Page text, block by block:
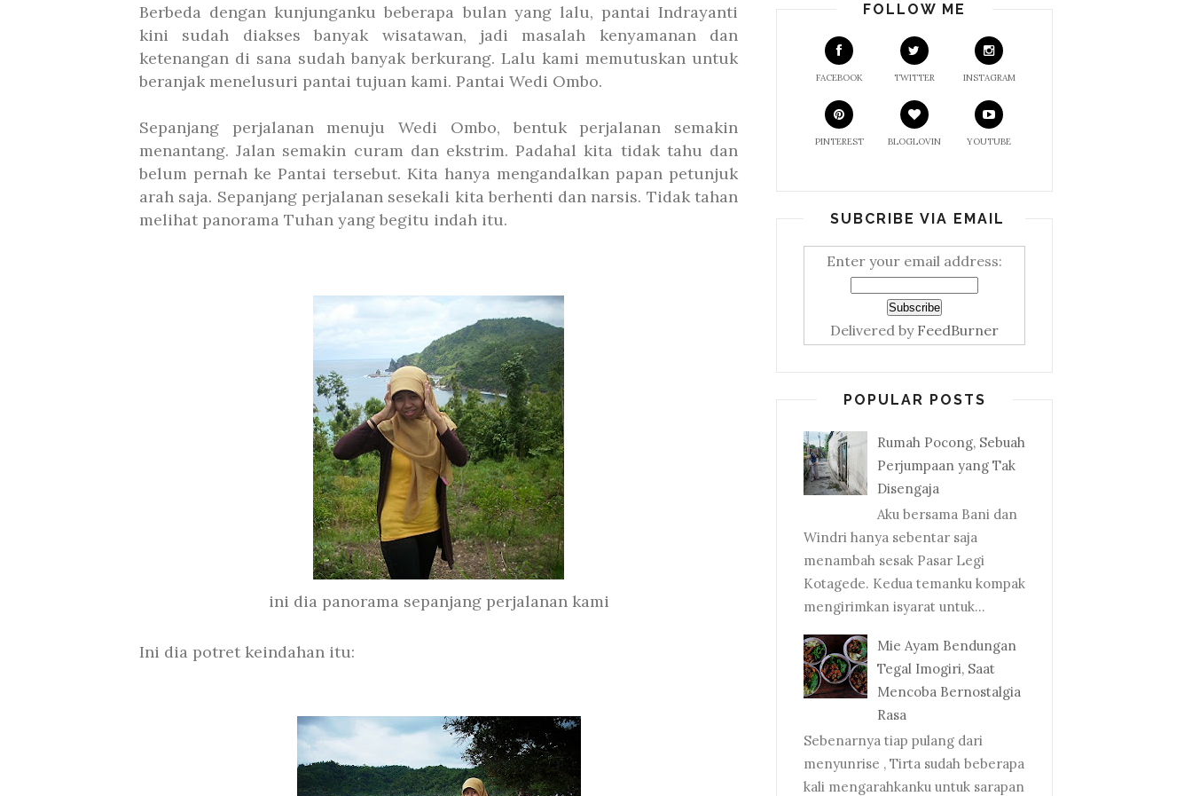
Berbeda dengan kunjunganku beberapa bulan yang lalu, pantai Indrayanti
kini sudah diakses banyak wisatawan, jadi masalah kenyamanan dan
ketenangan di sana sudah banyak berkurang. Lalu kami memutuskan untuk
beranjak menelusuri pantai tujuan kami. Pantai Wedi Ombo.
Sepanjang perjalanan menuju Wedi Ombo, bentuk perjalanan semakin
menantang. Jalan semakin curam dan ekstrim. Padahal kita tidak tahu dan
belum pernah ke Pantai tersebut. Kita hanya mengandalkan papan petunjuk
arah saja. Sepanjang perjalanan sesekali kita berhenti dan narsis. Tidak tahan
melihat panorama Tuhan yang begitu indah itu.
ini dia panorama sepanjang perjalanan kami
Ini dia potret keindahan itu:
FOLLOW ME
FACEBOOK TWITTER INSTAGRAM
PINTEREST BLOGLOVIN YOUTUBE
SUBCRIBE VIA EMAIL
Enter your email address:
Delivered by FeedBurner
POPULAR POSTS
Rumah Pocong, Sebuah
Perjumpaan yang Tak
Disengaja
Aku bersama Bani dan
Windri hanya sebentar saja
menambah sesak Pasar Legi
Kotagede. Kedua temanku kompak
mengirimkan isyarat untuk...
Mie Ayam Bendungan
Tegal Imogiri, Saat
Mencoba Bernostalgia
Rasa
Sebenarnya tiap pulang dari
menyunrise , Tirta sudah beberapa
kali mengarahkanku untuk sarapan